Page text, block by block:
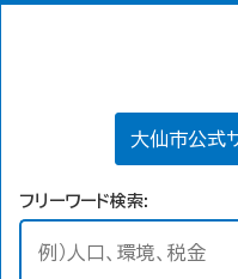
大仙市公式
フリーワード検索